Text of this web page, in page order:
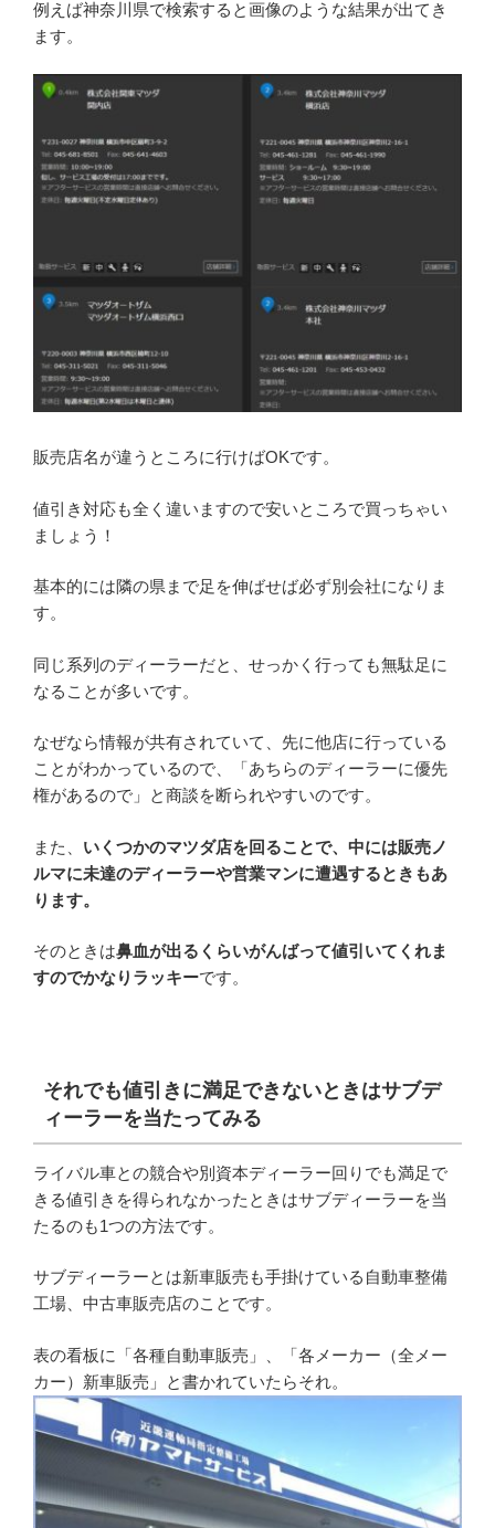
例えば神奈川県で検索すると画像のような結果が出てき
ます。
販売店名が違うところに行けばOKです。
値引き対応も全く違いますので安いところで買っちゃい
ましょう！
基本的には隣の県まで足を伸ばせば必ず別会社になりま
す。
同じ系列のディーラーだと、せっかく行っても無駄足に
なることが多いです。
なぜなら情報が共有されていて、先に他店に行っている
ことがわかっているので、「あちらのディーラーに優先
権があるので」と商談を断られやすいのです。
また、 いくつかのマツダ店を回ることで、中には販売ノ
ルマに未達のディーラーや営業マンに遭遇するときもあ
ります。
そのときは鼻血が出るくらいがんばって値引いてくれま
すのでかなりラッキーです。
それでも値引きに満足できないときはサブデ
ィーラーを当たってみる
ライバル車との競合や別資本ディーラー回りでも満足で
きる値引きを得られなかったときはサブディーラーを当
たるのも1つの方法です。
サブディーラーとは新車販売も手掛けている自動車整備
工場、中古車販売店のことです。
表の看板に「各種自動車販売」、「各メーカー（全メー
カー）新車販売」と書かれていたらそれ。